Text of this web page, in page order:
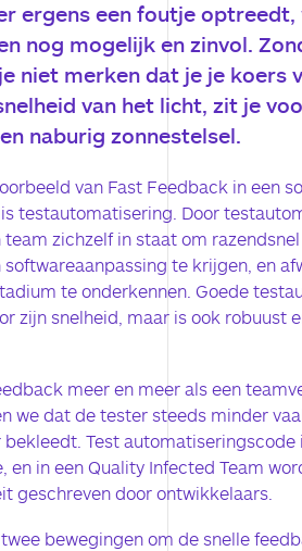
ergens een foutje optreedt,
nog mogelijk en zinvol.
niet merken dat je je koers
van het licht, zit je
naburig zonnestelsel.
van Fast Feedback in een
testautomatisering. Door
zichzelf in staat om
te krijgen, en
te onderkennen. Goede
zijn snelheid, maar is ook robuust
meer en meer als een
we dat de tester steeds minder
Test automatiseringscode
en in een Quality Infected Team
geschreven door ontwikkelaars.
bewegingen om de snelle